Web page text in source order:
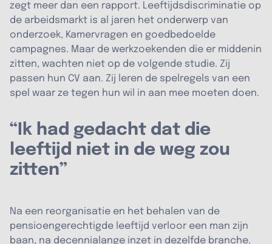
zegt meer dan een rapport. Leeftijdsdiscriminatie op
de arbeidsmarkt is al jaren het onderwerp van
onderzoek, Kamervragen en goedbedoelde
campagnes. Maar de werkzoekenden die er middenin
zitten, wachten niet op de volgende studie. Zij
passen hun CV aan. Zij leren de spelregels van een
spel waar ze tegen hun wil in aan mee moeten doen.
“Ik had gedacht dat die
leeftijd niet in de weg zou
zitten”
Na een reorganisatie en het behalen van de
pensioengerechtigde leeftijd verloor een man zijn
baan, na decennialange inzet in dezelfde branche.